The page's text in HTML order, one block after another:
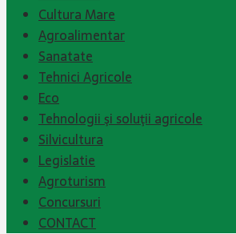
Cultura Mare
Agroalimentar
Sanatate
Tehnici Agricole
Eco
Tehnologii şi soluţii agricole
Silvicultura
Legislatie
Agroturism
Concursuri
CONTACT